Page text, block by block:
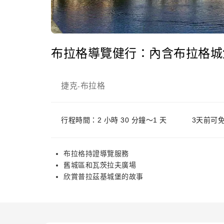
布拉格導覽健行：內含布拉格
捷克-布拉格
行程時間：2 小時 30 分鐘～1 天 3天前可
布拉格持證導覽服務
舊城區和瓦茨拉夫廣場
欣賞普拉茲基城堡的故事